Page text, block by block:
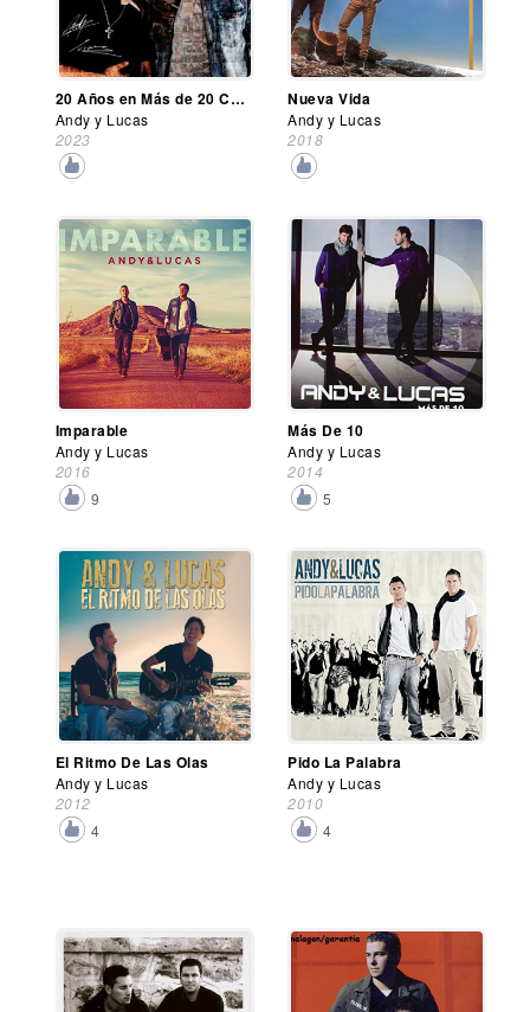
20 Años en Más de 20 Canciones
Andy y Lucas
2023
Nueva Vida
Andy y Lucas
2018
Imparable
Andy y Lucas
2016
9
Más De 10
Andy y Lucas
2014
5
El Ritmo De Las Olas
Andy y Lucas
2012
4
Pido La Palabra
Andy y Lucas
2010
4